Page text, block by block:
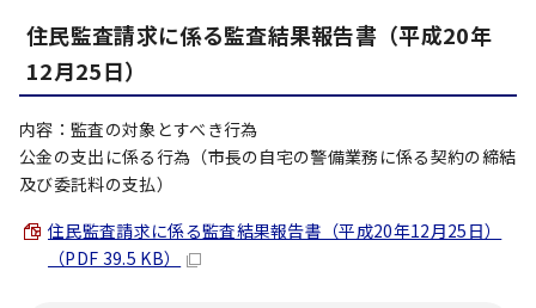
住民監査請求に係る監査結果報告書（平成20年
12月25日）
内容：監査の対象とすべき行為
公金の支出に係る行為（市長の自宅の警備業務に係る契約の締結
及び委託料の支払）
住民監査請求に係る監査結果報告書（平成20年12月25日）
（PDF 39.5 KB）